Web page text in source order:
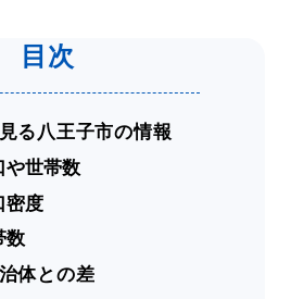
る八王子市の情報
や世帯数
密度
数
体との差